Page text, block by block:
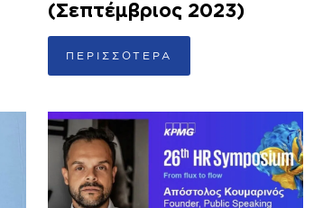
(Σεπτέμβριος 2023)
ΠΕΡΙΣΣΟΤΕΡΑ